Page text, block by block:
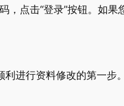
，点击“登录”按钮。如果
进行资料修改的第一步。